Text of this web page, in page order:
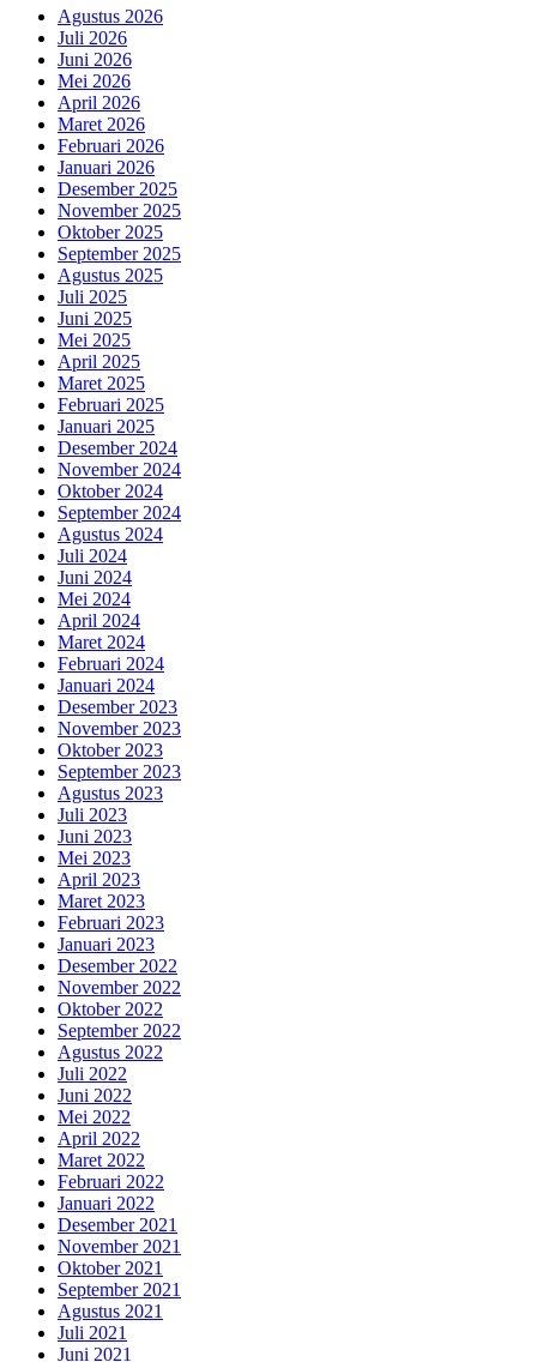
Agustus 2026
Juli 2026
Juni 2026
Mei 2026
April 2026
Maret 2026
Februari 2026
Januari 2026
Desember 2025
November 2025
Oktober 2025
September 2025
Agustus 2025
Juli 2025
Juni 2025
Mei 2025
April 2025
Maret 2025
Februari 2025
Januari 2025
Desember 2024
November 2024
Oktober 2024
September 2024
Agustus 2024
Juli 2024
Juni 2024
Mei 2024
April 2024
Maret 2024
Februari 2024
Januari 2024
Desember 2023
November 2023
Oktober 2023
September 2023
Agustus 2023
Juli 2023
Juni 2023
Mei 2023
April 2023
Maret 2023
Februari 2023
Januari 2023
Desember 2022
November 2022
Oktober 2022
September 2022
Agustus 2022
Juli 2022
Juni 2022
Mei 2022
April 2022
Maret 2022
Februari 2022
Januari 2022
Desember 2021
November 2021
Oktober 2021
September 2021
Agustus 2021
Juli 2021
Juni 2021